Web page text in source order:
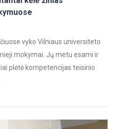
vyko Vilniaus universiteto
mokymai. Jų metu esami ir
plėtė kompetencijas teisinio